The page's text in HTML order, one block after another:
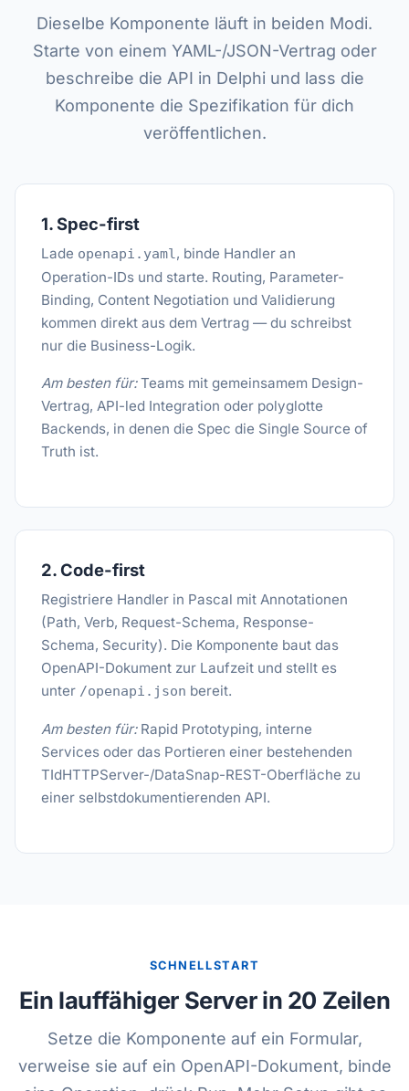
Dieselbe Komponente läuft in beiden Modi.
Starte von einem YAML-/JSON-Vertrag oder
beschreibe die API in Delphi und lass die
Komponente die Spezifikation für dich
veröffentlichen.
1. Spec-first
Lade openapi.yaml, binde Handler an
Operation-IDs und starte. Routing, Parameter-
Binding, Content Negotiation und Validierung
kommen direkt aus dem Vertrag — du schreibst
nur die Business-Logik.
Am besten für:Teams mit gemeinsamem Design-
Vertrag, API-led Integration oder polyglotte
Backends, in denen die Spec die Single Source of
Truth ist.
2. Code-first
Registriere Handler in Pascal mit Annotationen
(Path, Verb, Request-Schema, Response-
Schema, Security). Die Komponente baut das
OpenAPI-Dokument zur Laufzeit und stellt es
unter /openapi.json bereit.
Am besten für:Rapid Prototyping, interne
Services oder das Portieren einer bestehenden
TIdHTTPServer-/DataSnap-REST-Oberfläche zu
einer selbstdokumentierenden API.
SCHNELLSTART
Ein lauffähiger Server in 20 Zeilen
Setze die Komponente auf ein Formular,
verweise sie auf ein OpenAPI-Dokument, binde